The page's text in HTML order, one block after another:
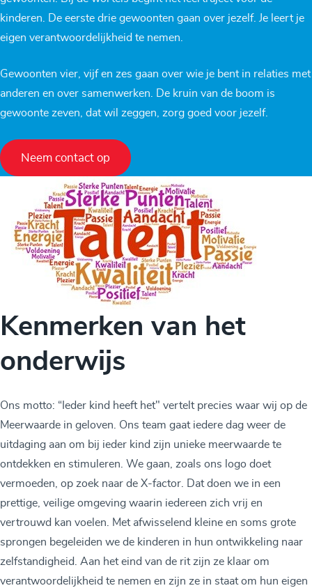
kinderen. De eerste drie gewoonten gaan over jezelf. Je leert je
eigen verantwoordelijkheid te nemen.
Gewoonten vier, vijf en zes gaan over wie je bent in relaties met
anderen en over samenwerken. De kruin van de boom is
gewoonte zeven, dat wil zeggen, zorg goed voor jezelf.
Neem contact op
Kenmerken van het
onderwijs
Ons motto: “Ieder kind heeft het" vertelt precies waar wij op de
Meerwaarde in geloven. Ons team gaat iedere dag weer de
uitdaging aan om bij ieder kind zijn unieke meerwaarde te
ontdekken en stimuleren. We gaan, zoals ons logo doet
vermoeden, op zoek naar de X-factor. Dat doen we in een
prettige, veilige omgeving waarin iedereen zich vrij en
vertrouwd kan voelen. Met afwisselend kleine en soms grote
sprongen begeleiden we de kinderen in hun ontwikkeling naar
zelfstandigheid. Aan het eind van de rit zijn ze klaar om
verantwoordelijkheid te nemen en zijn ze in staat om hun eigen